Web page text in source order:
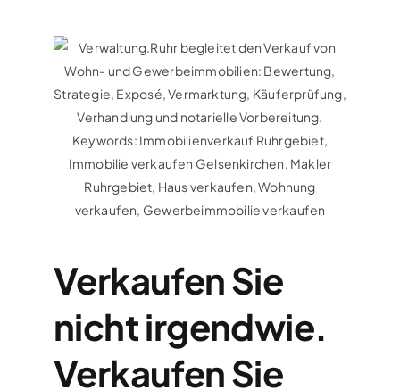
Verkaufen Sie
nicht irgendwie.
Verkaufen Sie